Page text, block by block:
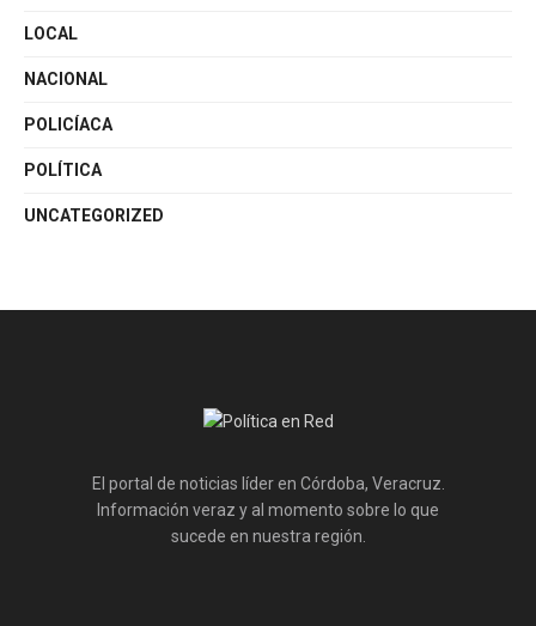
LOCAL
NACIONAL
POLICÍACA
POLÍTICA
UNCATEGORIZED
El portal de noticias líder en Córdoba, Veracruz.
Información veraz y al momento sobre lo que
sucede en nuestra región.